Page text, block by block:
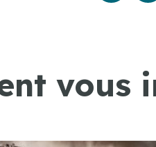
vous